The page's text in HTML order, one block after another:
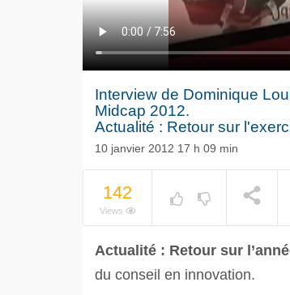
NOW PLAYING
Interview de Dominique
Midcap 2012.
Actualité : Retour sur
10 janvier 2012 17 h 09 min
142
Views
Actualité : Retour sur
du conseil en innovation.